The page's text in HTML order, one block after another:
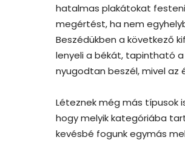
hatalmas plakátokat
megértést, ha nem
Beszédükben a következő
lenyeli a békát, tapintható
nyugodtan beszél, mivel az
Léteznek még más típusok
hogy melyik kategóriába
kevésbé fogunk egymás